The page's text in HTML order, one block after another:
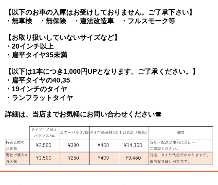
【以下のお車の入庫はお受けしておりません。ご了承下さい】
・無車検 ・無保険 ・違法改造車 ・ フルスモーク等
【お取り扱いしていないサイズなど】
・20インチ以上
・扁平タイヤ35未満
【以下は1本につき1,000円UPとなります。ご了承ください。】
・扁平タイヤの40,35
・19インチのタイヤ
・ランフラットタイヤ
詳細は、当店までお気軽にお問い合わせください☎